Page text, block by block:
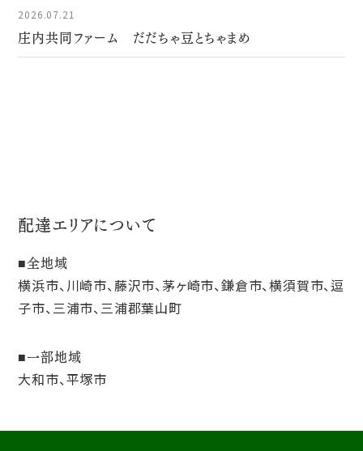
2026.07.21
庄内共同ファーム だだちゃ豆とちゃまめ
配達エリアについて
全地域
横浜市、川崎市、藤沢市、茅ヶ崎市、鎌倉市、横須賀市、逗
子市、三浦市、三浦郡葉山町
一部地域
大和市、平塚市